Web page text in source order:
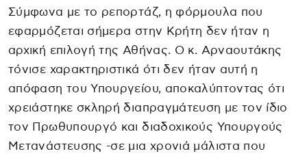
Σύμφωνα με το ρεπορτάζ, η φόρμουλα που
εφαρμόζεται σήμερα στην Κρήτη δεν ήταν η
αρχική επιλογή της Αθήνας. Ο κ. Αρναουτάκης
τόνισε χαρακτηριστικά ότι δεν ήταν αυτή η
απόφαση του Υπουργείου, αποκαλύπτοντας ότι
χρειάστηκε σκληρή διαπραγμάτευση με τον ίδιο
τον Πρωθυπουργό και διαδοχικούς Υπουργούς
Μετανάστευσης -σε μια χρονιά μάλιστα που